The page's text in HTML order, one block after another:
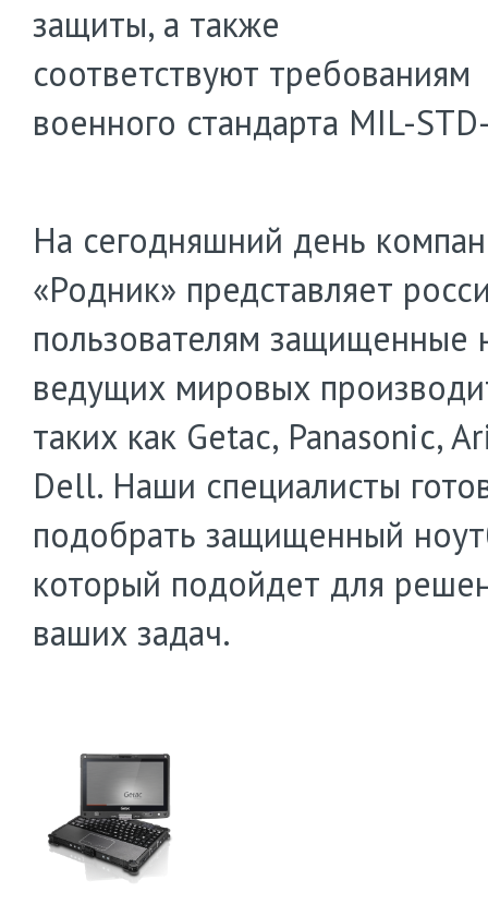
защиты, а также
соответствуют требованиям
военного стандарта MIL-
На сегодняшний день
«Родник» представляет
пользователям защищенные
ведущих мировых
таких как Getac, Panasonic,
Dell. Наши специалисты
подобрать защищенный
который подойдет для
ваших задач.